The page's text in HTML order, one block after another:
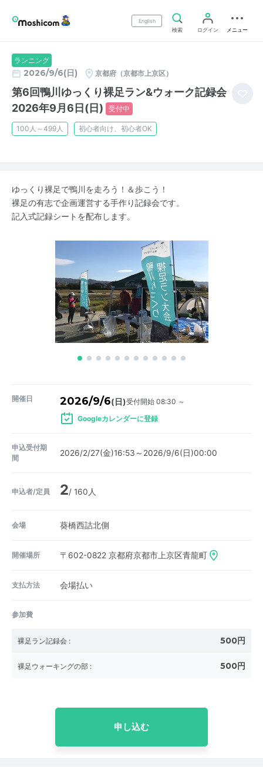
English
検索
ログイン メニュー
ランニング
2026/9/6(日) 京都府（京都市上京区）
第6回鴨川ゆっくり裸足ラン&ウォーク記録会
2026年9月6日(日)
受付中
100人～499人 初心者向け、初心者OK
ゆっくり裸足で鴨川を走ろう！＆歩こう！
裸足の有志で企画運営する手作り記録会です。
記入式記録シートを配布します。
開催日 2026/9/6(日)受付開始 08:30 ～
Googleカレンダーに登録
申込受付期
間
2026/2/27(金)16:53～2026/9/6(日)00:00
申込者/定員 2/ 160人
会場 葵橋西詰北側
開催場所 〒602-0822 京都府京都市上京区青龍町
支払方法 会場払い
参加費
裸足ラン記録会 : 500円
裸足ウォーキングの部 : 500円
申し込む